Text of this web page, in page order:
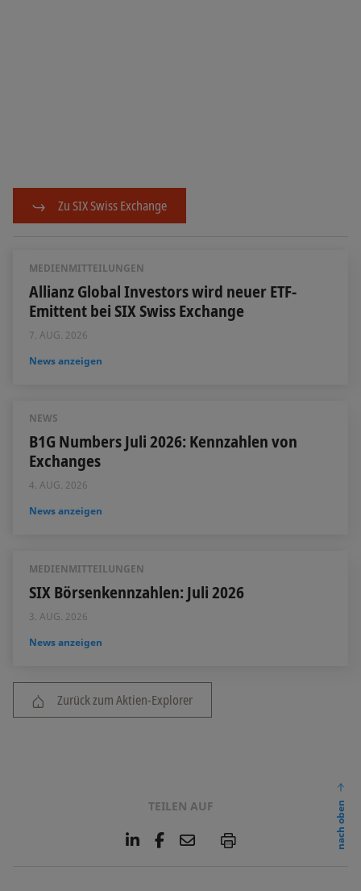
Zu SIX Swiss Exchange
MEDIENMITTEILUNGEN
Allianz Global Investors wird neuer ETF-
Emittent bei SIX Swiss Exchange
7. AUG. 2026
News anzeigen
NEWS
B1G Numbers Juli 2026: Kennzahlen von
Exchanges
4. AUG. 2026
News anzeigen
MEDIENMITTEILUNGEN
SIX Börsenkennzahlen: Juli 2026
3. AUG. 2026
News anzeigen
Zurück zum Aktien-Explorer
TEILEN AUF
L
F
E
P
nach oben